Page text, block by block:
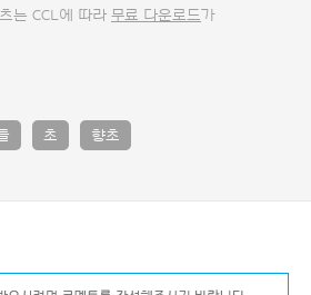
는 CCL에 따라 무료 다운로드가
초 향초